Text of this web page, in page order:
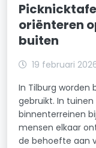
oriënteren
buiten
19 februari
In Tilburg worden
gebruikt. In
binnenterreinen
mensen elkaar
de behoefte aan